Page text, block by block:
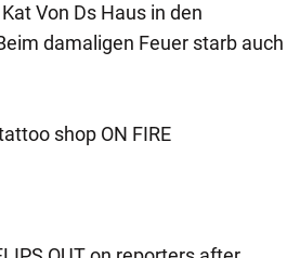
Von Ds Haus in den
damaligen Feuer starb auch
shop ON FIRE